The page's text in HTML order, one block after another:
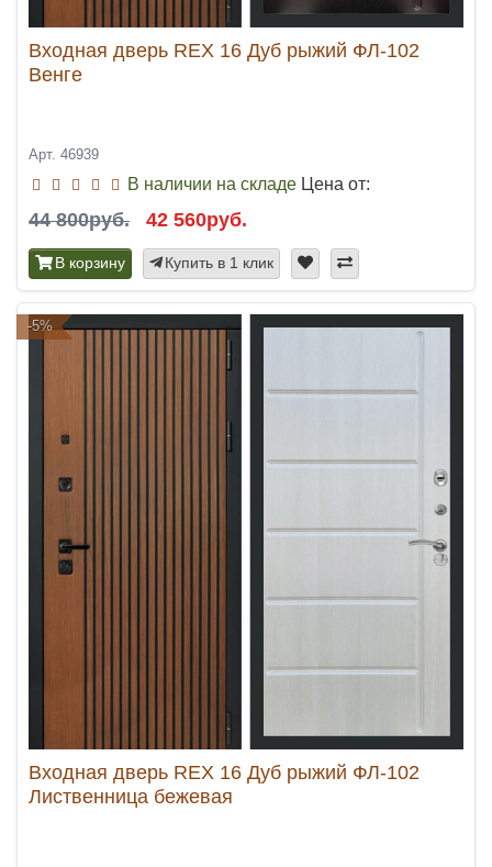
Входная дверь REX 16 Дуб рыжий ФЛ-102
Венге
Арт. 46939
В наличии на складе Цена от:
44 800руб. 42 560руб.
В корзину Купить в 1 клик
-5%
Входная дверь REX 16 Дуб рыжий ФЛ-102
Лиственница бежевая